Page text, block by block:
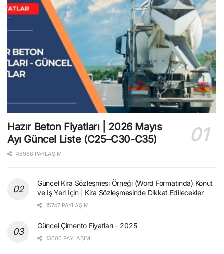
Hazır Beton Fiyatları | 2026 Mayıs
Ayı Güncel Liste (C25–C30-C35)
46968 PAYLAŞIM
Güncel Kira Sözleşmesi Örneği (Word Formatında) Konut
ve İş Yeri İçin | Kira Sözleşmesinde Dikkat Edilecekler
15747 PAYLAŞIM
Güncel Çimento Fiyatları – 2025
13600 PAYLAŞIM